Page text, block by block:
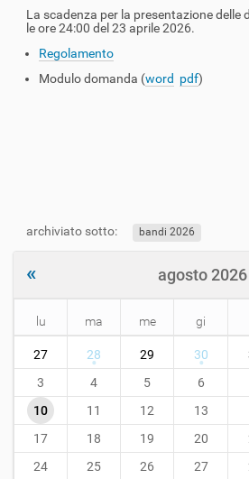
La scadenza per la presentazione delle
le ore 24:00 del 23 aprile 2026.
Regolamento
Modulo domanda (word pdf)
archiviato sotto: bandi 2026
« agosto 2026
t
8
lu ma me gi
27 28 29 30
3
4 5 6
10
11 12 13
17
18 19 20
24
25 26 27